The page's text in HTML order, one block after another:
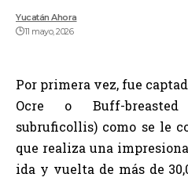
Yucatán Ahora
11 mayo, 2026
Por primera vez, fue
Ocre o Buff-breasted
subruficollis) como se le
que realiza una
ida y vuelta de más de